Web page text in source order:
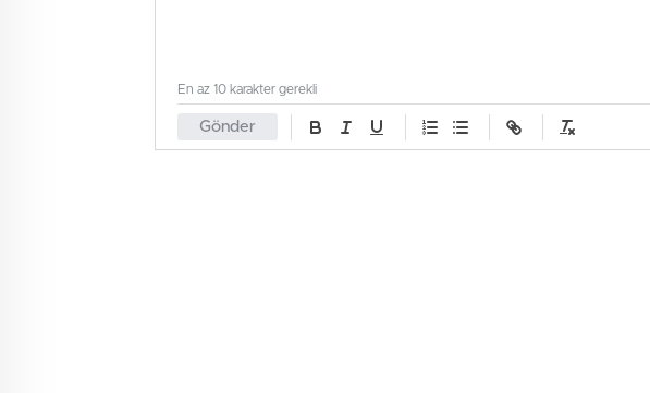
Gönder
En az 10 karakter gerekli